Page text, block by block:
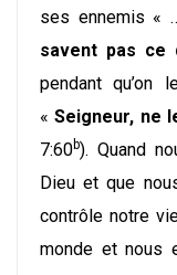
ses ennemis «
savent pas ce
pendant qu’on
«Seigneur, ne
7:60b). Quand
Dieu et que
contrôle notre
monde et nous